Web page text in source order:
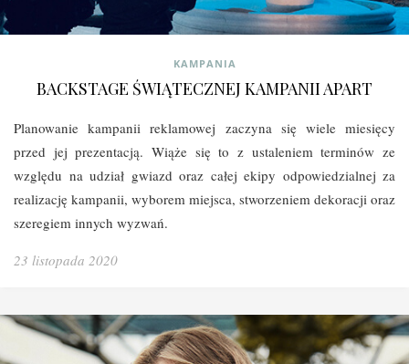
KAMPANIA
BACKSTAGE ŚWIĄTECZNEJ KAMPANII APART
Planowanie kampanii reklamowej zaczyna się wiele miesięcy
przed jej prezentacją. Wiąże się to z ustaleniem terminów ze
względu na udział gwiazd oraz całej ekipy odpowiedzialnej za
realizację kampanii, wyborem miejsca, stworzeniem dekoracji oraz
szeregiem innych wyzwań.
23 listopada 2020